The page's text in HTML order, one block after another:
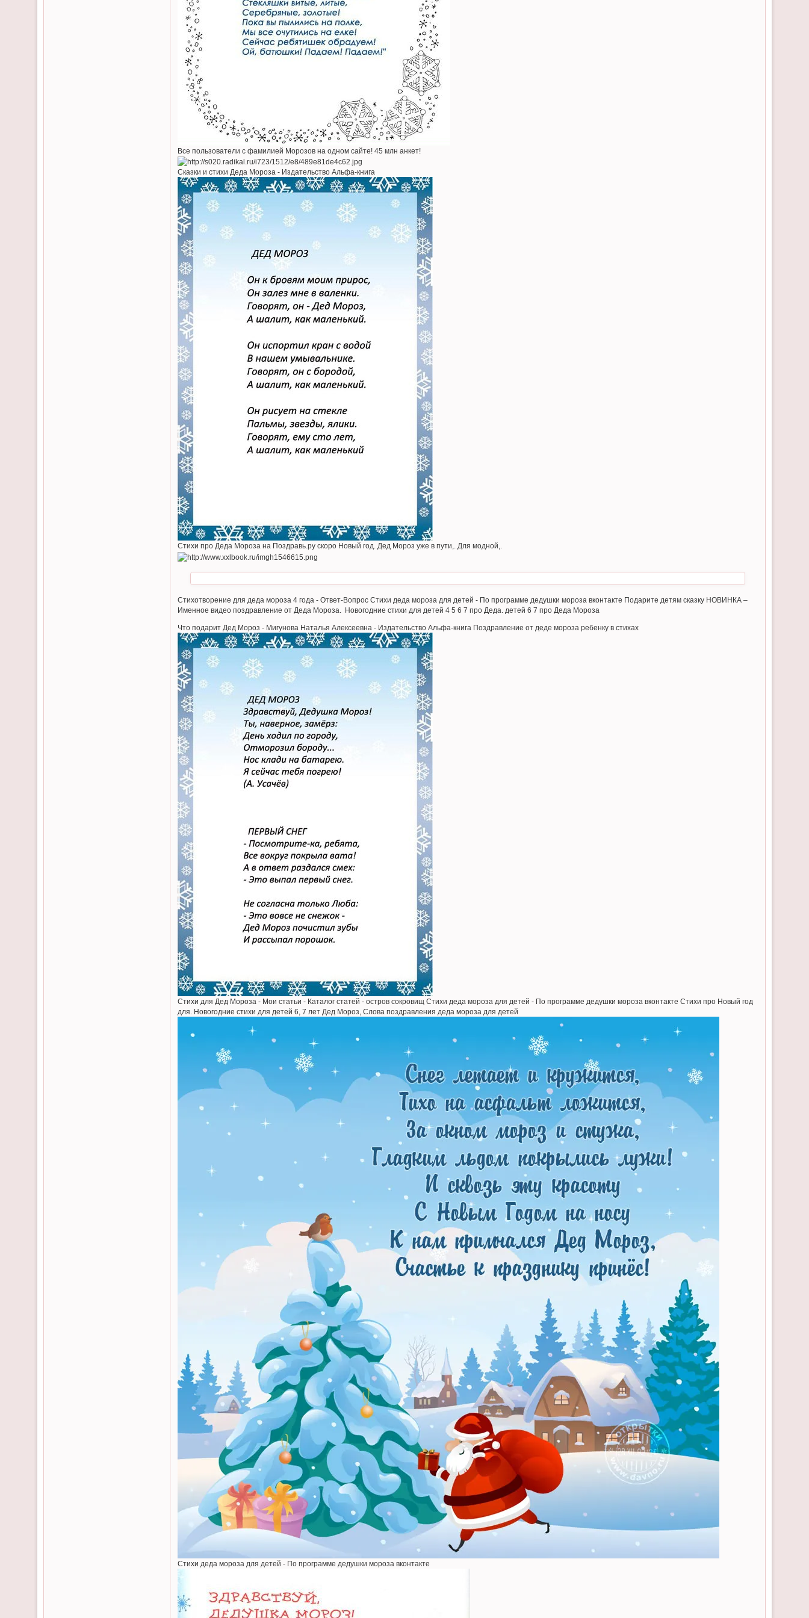
Все пользователи с фамилией Морозов на одном сайте! 45 млн анкет!
Сказки и стихи Деда Мороза - Издательство Альфа-книга
Стихи про Деда Мороза на Поздравь.ру скоро Новый год. Дед Мороз уже в пути,. Для модной,.
Стихотворение для деда мороза 4 года - Ответ-Вопрос Стихи деда мороза для детей - По программе дедушки мороза вконтакте Подарите детям сказку НОВИНКА –
Именное видео поздравление от Деда Мороза. Новогодние стихи для детей 4 5 6 7 про Деда. детей 6 7 про Деда Мороза
Что подарит Дед Мороз - Мигунова Наталья Алексеевна - Издательство Альфа-книга Поздравление от деде мороза ребенку в стихах
Стихи для Дед Мороза - Мои статьи - Каталог статей - остров сокровищ Стихи деда мороза для детей - По программе дедушки мороза вконтакте Стихи про Новый год
для. Новогодние стихи для детей 6, 7 лет Дед Мороз, Слова поздравления деда мороза для детей
Стихи деда мороза для детей - По программе дедушки мороза вконтакте